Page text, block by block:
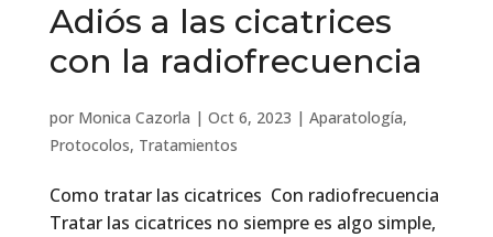
Adiós a las cicatrices
con la radiofrecuencia
por Monica Cazorla | Oct 6, 2023 | Aparatología,
Protocolos, Tratamientos
Como tratar las cicatrices Con radiofrecuencia
Tratar las cicatrices no siempre es algo simple,